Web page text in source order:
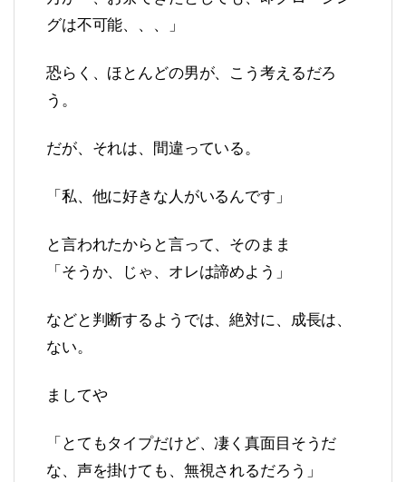
グは不可能、、、」
恐らく、ほとんどの男が、こう考えるだろ
う。
だが、それは、間違っている。
「私、他に好きな人がいるんです」
と言われたからと言って、そのまま
「そうか、じゃ、オレは諦めよう」
などと判断するようでは、絶対に、成長は、
ない。
ましてや
「とてもタイプだけど、凄く真面目そうだ
な、声を掛けても、無視されるだろう」